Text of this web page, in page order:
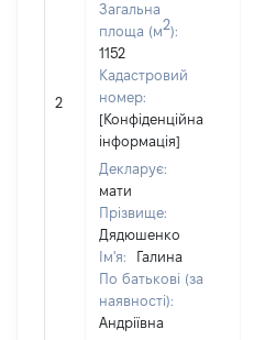
2
Загальна
площа (м2):
1152
Кадастровий
номер:
[Конфіденційна
інформація]
Декларує:
мати
Прізвище:
Дядюшенко
Ім'я:
Галина
По батькові (за
наявності):
Андріївна